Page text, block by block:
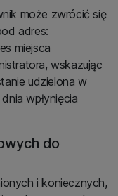
może zwrócić się
adres:
miejsca
wskazując
udzielona w
wpłynięcia
do
i koniecznych,